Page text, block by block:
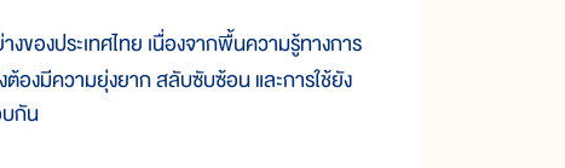
องประเทศไทย เนื่องจากพื้นความรู้ทางการ
งมีความยุ่งยาก สลับซับซ้อน และการใช้ยัง
บกัน